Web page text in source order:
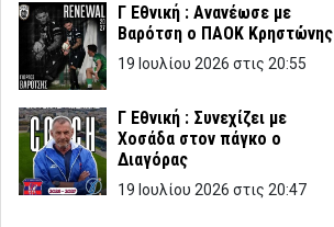
Γ Εθνική : Ανανέωσε με
Βαρότση ο ΠΑΟΚ Κρηστώνης
19 Ιουλίου 2026 στις 20:55
Γ Εθνική : Συνεχίζει με
Χοσάδα στον πάγκο ο
Διαγόρας
19 Ιουλίου 2026 στις 20:47